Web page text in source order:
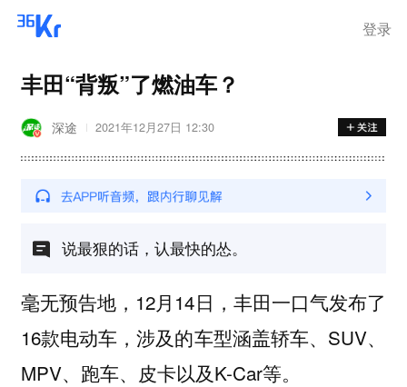
登录
丰田“背叛”了燃油车？
深途 2021年12月27日 12:30
说最狠的话，认最快的怂。
毫无预告地，12月14日，丰田一口气发布了
16款电动车，涉及的车型涵盖轿车、SUV、
MPV、跑车、皮卡以及K-Car等。